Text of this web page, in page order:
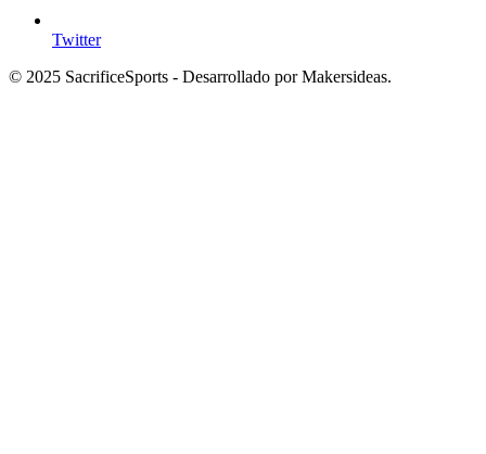
Twitter
© 2025 SacrificeSports - Desarrollado por Makersideas.